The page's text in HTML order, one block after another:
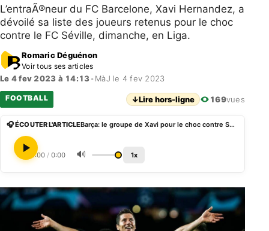
L’entraÃ®neur du FC Barcelone, Xavi Hernandez, a
dévoilé sa liste des joueurs retenus pour le choc
contre le FC Séville, dimanche, en Liga.
Romaric Déguénon
Voir tous ses articles
Le 4 fev 2023 à 14:13• MàJ le 4 fev 2023
FOOTBALL ↓Lire hors-ligne 169vues
🎧 ÉCOUTER L'ARTICLE Barça: le groupe de Xavi pour le choc contre Séville
0:00 / 0:00 🔊 1x